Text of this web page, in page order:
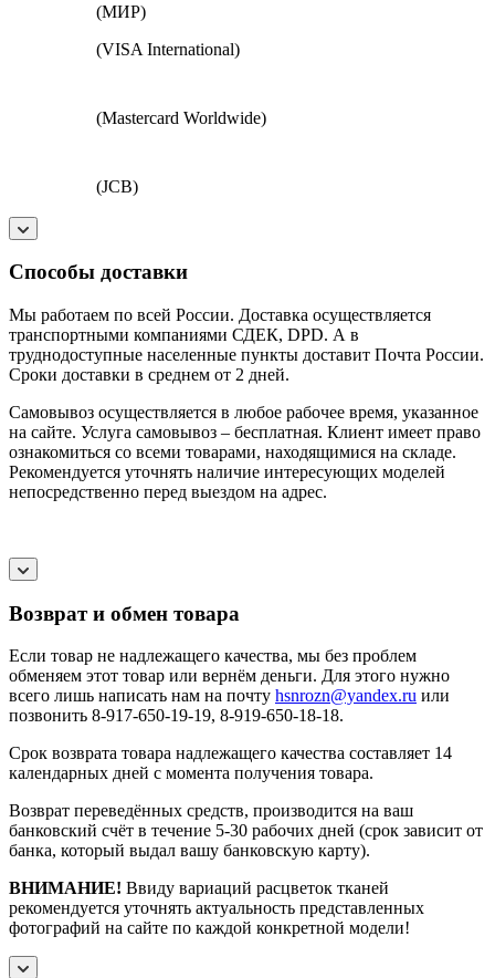
(МИР)
(VISA International)
(Mastercard Worldwide)
(JCB)
Способы доставки
Мы работаем по всей России. Доставка осуществляется
транспортными компаниями СДЕК, DPD. А в
труднодоступные населенные пункты доставит Почта России.
Сроки доставки в среднем от 2 дней.
Самовывоз осуществляется в любое рабочее время, указанное
на сайте. Услуга самовывоз – бесплатная. Клиент имеет право
ознакомиться со всеми товарами, находящимися на складе.
Рекомендуется уточнять наличие интересующих моделей
непосредственно перед выездом на адрес.
Возврат и обмен товара
Если товар не надлежащего качества, мы без проблем
обменяем этот товар или вернём деньги. Для этого нужно
всего лишь написать нам на почту hsnrozn@yandex.ru или
позвонить 8-917-650-19-19, 8-919-650-18-18.
Срок возврата товара надлежащего качества составляет 14
календарных дней с момента получения товара.
Возврат переведённых средств, производится на ваш
банковский счёт в течение 5-30 рабочих дней (срок зависит от
банка, который выдал вашу банковскую карту).
ВНИМАНИЕ! Ввиду вариаций расцветок тканей
рекомендуется уточнять актуальность представленных
фотографий на сайте по каждой конкретной модели!